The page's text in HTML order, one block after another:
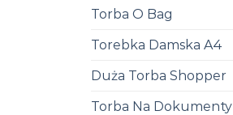
Torba O Bag
Torebka Damska A4
Duża Torba Shopper
Torba Na Dokumenty